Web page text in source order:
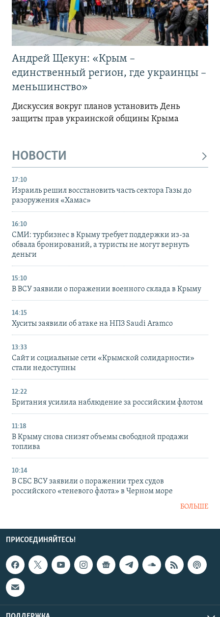
Андрей Щекун: «Крым –
единственный регион, где украинцы –
меньшинство»
Дискуссия вокруг планов установить День
защиты прав украинской общины Крыма
НОВОСТИ
17:10
Израиль решил восстановить часть сектора Газы до
разоружения «Хамас»
16:10
СМИ: турбизнес в Крыму требует поддержки из-за
обвала бронирований, а туристы не могут вернуть
деньги
15:10
В ВСУ заявили о поражении военного склада в Крыму
14:15
Хуситы заявили об атаке на НПЗ Saudi Aramco
13:33
Сайт и социальные сети «Крымской солидарности»
стали недоступны
12:22
Британия усилила наблюдение за российским флотом
11:18
В Крыму снова снизят объемы свободной продажи
топлива
10:14
В СБС ВСУ заявили о поражении трех судов
российского «теневого флота» в Черном море
БОЛЬШЕ
ПРИСОЕДИНЯЙТЕСЬ!